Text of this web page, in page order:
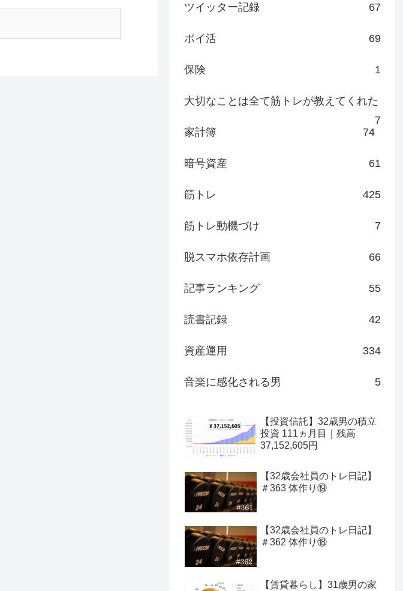
ツイッター記録 67
ポイ活 69
保険 1
大切なことは全て筋トレが教えてくれた
7
家計簿
74
暗号資産 61
筋トレ 425
筋トレ動機づけ 7
脱スマホ依存計画 66
記事ランキング 55
読書記録 42
資産運用 334
音楽に感化される男 5
【投資信託】32歳男の積立
投資 111ヵ月目｜残高
37,152,605円
【32歳会社員のトレ日記】
＃363 体作り⑲
【32歳会社員のトレ日記】
＃362 体作り⑱
【賃貸暮らし】31歳男の家